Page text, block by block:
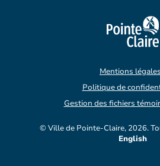
© Ville de Pointe-Claire, 2026.
Mentions légales
Politique de
Gestion des fichiers
English